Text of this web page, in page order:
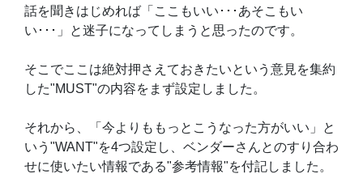
話を聞きはじめれば「ここもいい･･･あそこもい
い･･･」と迷子になってしまうと思ったのです。
そこでここは絶対押さえておきたいという意見を集約
した"MUST"の内容をまず設定しました。
それから、「今よりももっとこうなった方がいい」と
いう"WANT"を4つ設定し、ベンダーさんとのすり合わ
せに使いたい情報である"参考情報"を付記しました。